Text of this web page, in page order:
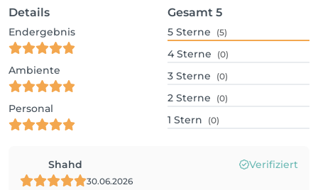
Details
Endergebnis
Ambiente
Personal
Gesamt 5
5 Sterne (5)
4 Sterne (0)
3 Sterne (0)
2 Sterne (0)
1 Stern (0)
Shahd Verifiziert
30.06.2026